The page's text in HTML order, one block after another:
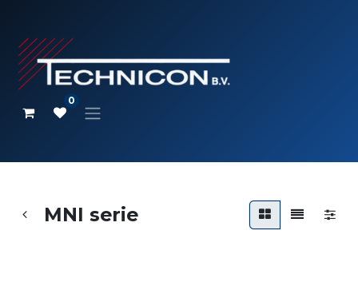
0
MNI serie